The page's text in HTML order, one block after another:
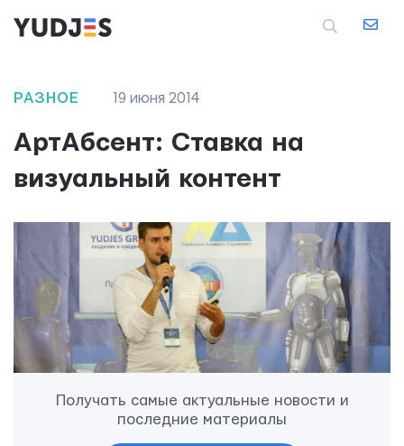
РАЗНОЕ 19 июня 2014
АртАбсент: Ставка на
визуальный контент
Получать самые актуальные новости и
последние материалы